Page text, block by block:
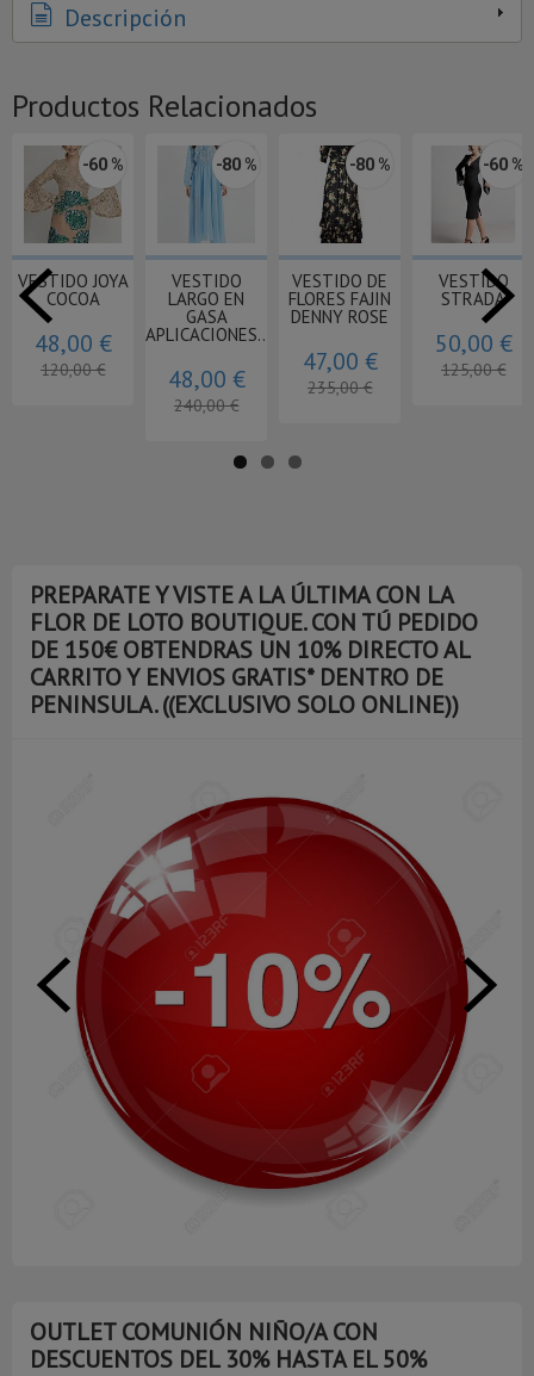
PREPARATE Y VISTE A LA ÚLTIMA CON LA
FLOR DE LOTO BOUTIQUE. CON TÚ PEDIDO
DE 150€ OBTENDRAS UN 10% DIRECTO AL
CARRITO Y ENVIOS GRATIS* DENTRO DE
PENINSULA. ((EXCLUSIVO SOLO ONLINE))
OUTLET COMUNIÓN NIÑO/A CON
DESCUENTOS DEL 30% HASTA EL 50%
Descripción
Productos Relacionados
-60 %
VESTIDO AIRIS
188,00 €
-60 %
VESTIDO
ELEPHANT
50,00 €
125,00 €
-60 %
VESTIDO
MALABAR
145,00 €
-60
VESTIDO
MIMUS
78,00
195,00 €